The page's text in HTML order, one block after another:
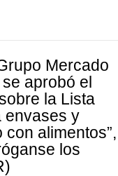
Mercado
aprobó el
la Lista
envases y
alimentos”,
los